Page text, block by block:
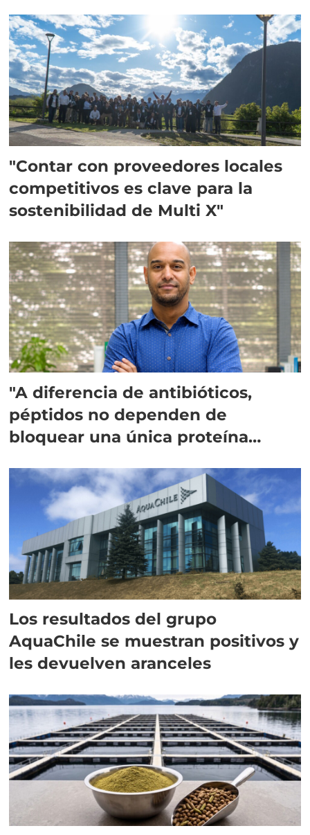
"Contar con proveedores locales
competitivos es clave para la
sostenibilidad de Multi X"
"A diferencia de antibióticos,
péptidos no dependen de
bloquear una única proteína
Los resultados del grupo
AquaChile se muestran positivos y
les devuelven aranceles